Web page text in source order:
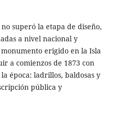
superó la etapa de diseño,
a nivel nacional y
erigido en la Isla
a comienzos de 1873 con
época: ladrillos, baldosas y
pública y